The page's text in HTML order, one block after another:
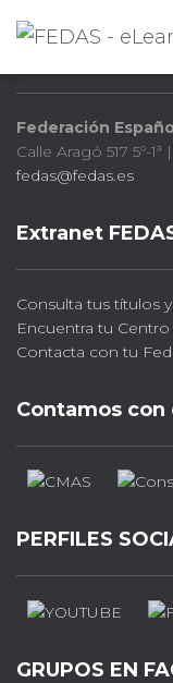
Federación
Calle Aragó 517 5º-
fedas@fedas.es
Extranet
Consulta tus títulos
Encuentra tu
Contacta con tu
Contamos
PERFILES
GRUPOS EN